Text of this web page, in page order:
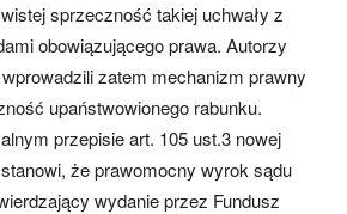
sprzeczność takiej uchwały z
obowiązującego prawa. Autorzy
zatem mechanizm prawny
upaństwowionego rabunku.
przepisie art. 105 ust.3 nowej
że prawomocny wyrok sądu
wydanie przez Fundusz